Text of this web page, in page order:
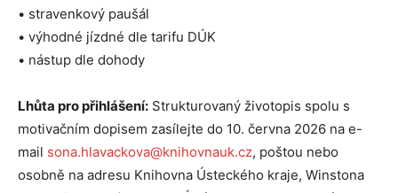
• stravenkový paušál
• výhodné jízdné dle tarifu DÚK
• nástup dle dohody
Lhůta pro přihlášení: Strukturovaný životopis spolu s
motivačním dopisem zasílejte do 10. června 2026 na e-
mail sona.hlavackova@knihovnauk.cz, poštou nebo
osobně na adresu Knihovna Ústeckého kraje, Winstona